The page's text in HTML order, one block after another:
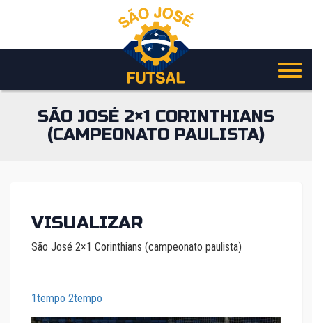
o
SÃO JOSÉ 2×1 CORINTHIANS
(CAMPEONATO PAULISTA)
VISUALIZAR
São José 2×1 Corinthians (campeonato paulista)
1tempo 2tempo